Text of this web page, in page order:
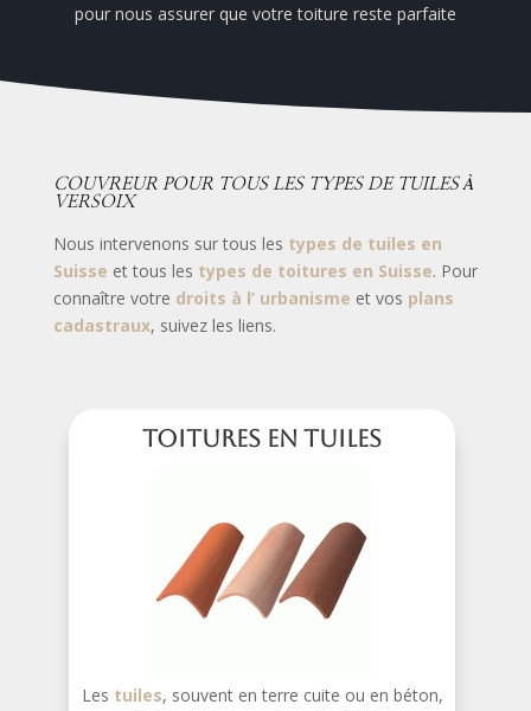
pour nous assurer que votre toiture reste parfaite
COUVREUR POUR TOUS LES TYPES DE TUILES À
VERSOIX
Nous intervenons sur tous les types de tuiles en
Suisse et tous les types de toitures en Suisse. Pour
connaître votre droits à l’ urbanisme et vos plans
cadastraux, suivez les liens.
Toitures en tuiles
Les tuiles, souvent en terre cuite ou en béton,